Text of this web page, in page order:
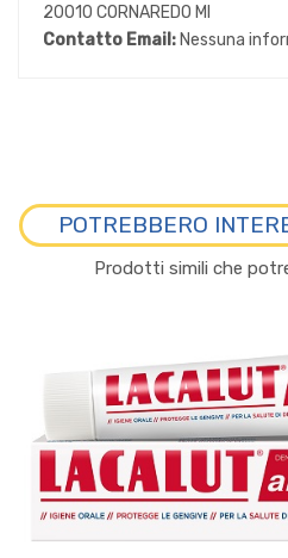
20010 CORNAREDO MI
Contatto Email: Nessuna
POTREBBERO
Prodotti simili che